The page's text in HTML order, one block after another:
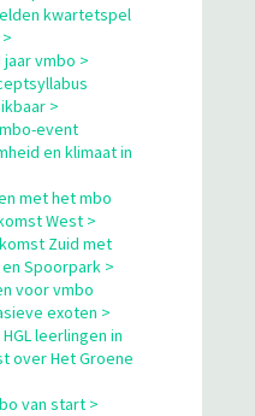
kwartetspel
vmbo >
>
event
en klimaat in
met het mbo
West >
Zuid met
Spoorpark >
voor vmbo
exoten >
leerlingen in
over Het Groene
van start >